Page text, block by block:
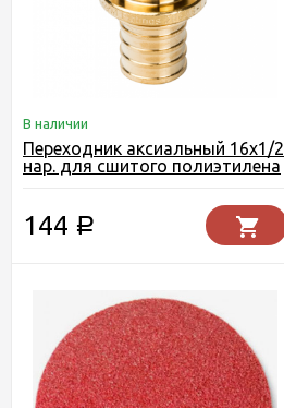
В наличии
Переходник аксиальный 16х1/2
нар. для сшитого полиэтилена
144 Р